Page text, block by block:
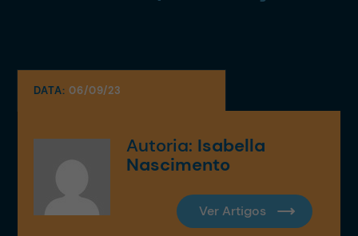
DATA:06/09/23
Autoria: Isabella
Nascimento